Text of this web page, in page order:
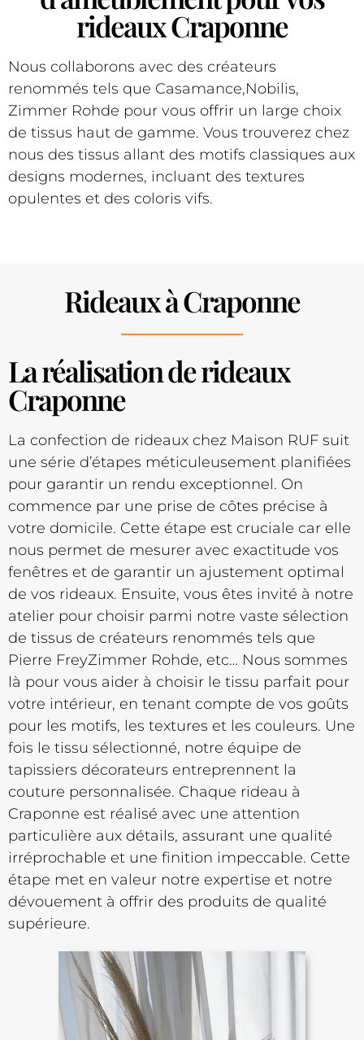
rideaux Craponne
Nous collaborons avec des créateurs
renommés tels que Casamance,Nobilis,
Zimmer Rohde pour vous offrir un large choix
de tissus haut de gamme. Vous trouverez chez
nous des tissus allant des motifs classiques aux
designs modernes, incluant des textures
opulentes et des coloris vifs.
Rideaux à Craponne
La réalisation de rideaux
Craponne
La confection de rideaux chez Maison RUF suit
une série d’étapes méticuleusement planifiées
pour garantir un rendu exceptionnel. On
commence par une prise de côtes précise à
votre domicile. Cette étape est cruciale car elle
nous permet de mesurer avec exactitude vos
fenêtres et de garantir un ajustement optimal
de vos rideaux. Ensuite, vous êtes invité à notre
atelier pour choisir parmi notre vaste sélection
de tissus de créateurs renommés tels que
Pierre FreyZimmer Rohde, etc… Nous sommes
là pour vous aider à choisir le tissu parfait pour
votre intérieur, en tenant compte de vos goûts
pour les motifs, les textures et les couleurs. Une
fois le tissu sélectionné, notre équipe de
tapissiers décorateurs entreprennent la
couture personnalisée. Chaque rideau à
Craponne est réalisé avec une attention
particulière aux détails, assurant une qualité
irréprochable et une finition impeccable. Cette
étape met en valeur notre expertise et notre
dévouement à offrir des produits de qualité
supérieure.